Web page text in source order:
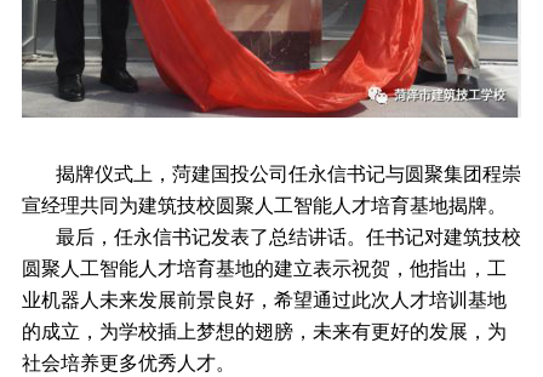
揭牌仪式上，菏建国投公司任永信书记与圆聚集团程崇
宣经理共同为建筑技校圆聚人工智能人才培育基地揭牌。
最后，任永信书记发表了总结讲话。任书记对建筑技校
圆聚人工智能人才培育基地的建立表示祝贺，他指出，工
业机器人未来发展前景良好，希望通过此次人才培训基地
的成立，为学校插上梦想的翅膀，未来有更好的发展，为
社会培养更多优秀人才。